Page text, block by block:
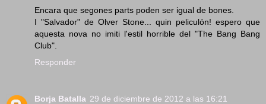
Encara que segones parts poden ser igual de bones.
I "Salvador" de Olver Stone... quin peliculón! espero que
aquesta nova no imiti l'estil horrible del "The Bang Bang
Club".
Responder
Borja Batalla 29 de diciembre de 2012 a las 16:21